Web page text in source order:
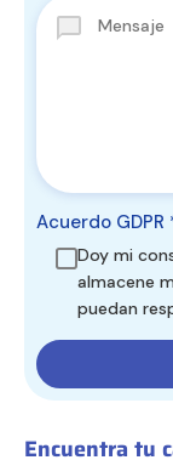
Acuerdo GDPR
Doy mi
almacene
puedan
Encuentra tu